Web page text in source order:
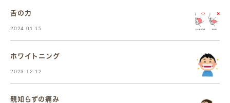
舌の力
2024.01.15
ホワイトニング
2023.12.12
親知らずの痛み